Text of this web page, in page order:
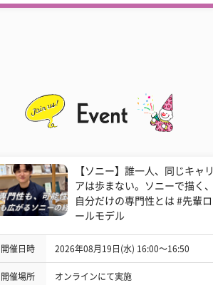
【ソニー】誰一人、同じキャリ
アは歩まない。ソニーで描く、
自分だけの専門性とは #先輩ロ
ールモデル
開催日時 2026年08月19日(水) 16:00〜16:50
開催場所 オンラインにて実施